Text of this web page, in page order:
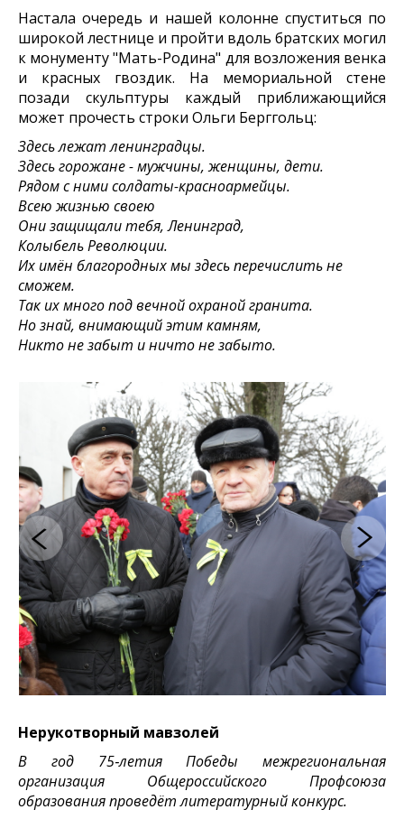
Настала очередь и нашей колонне спуститься по
широкой лестнице и пройти вдоль братских могил
к монументу "Мать-Родина" для возложения венка
и красных гвоздик. На мемориальной стене
позади скульптуры каждый приближающийся
может прочесть строки Ольги Берггольц:
Здесь лежат ленинградцы.
Здесь горожане - мужчины, женщины, дети.
Рядом с ними солдаты-красноармейцы.
Всею жизнью своею
Они защищали тебя, Ленинград,
Колыбель Революции.
Их имён благородных мы здесь перечислить не
сможем.
Так их много под вечной охраной гранита.
Но знай, внимающий этим камням,
Никто не забыт и ничто не забыто.
Нерукотворный мавзолей
В год 75‑летия Победы межрегиональная
организация Общероссийского Профсоюза
образования проведёт литературный конкурс.